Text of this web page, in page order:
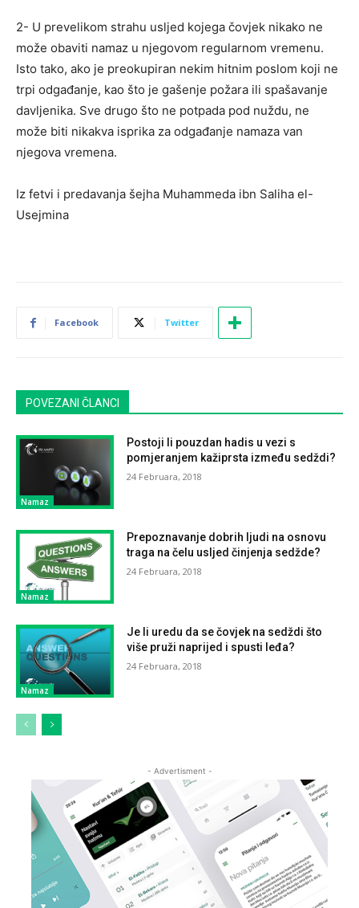
2- U prevelikom strahu usljed kojega čovjek nikako ne
može obaviti namaz u njegovom regularnom vremenu.
Isto tako, ako je preokupiran nekim hitnim poslom koji ne
trpi odgađanje, kao što je gašenje požara ili spašavanje
davljenika. Sve drugo što ne potpada pod nuždu, ne
može biti nikakva isprika za odgađanje namaza van
njegova vremena.
Iz fetvi i predavanja šejha Muhammeda ibn Saliha el-
Usejmina
Facebook Twitter
POVEZANI ČLANCI
Namaz
Postoji li pouzdan hadis u vezi s
pomjeranjem kažiprsta između sedždi?
24 Februara, 2018
Namaz
Prepoznavanje dobrih ljudi na osnovu
traga na čelu usljed činjenja sedžde?
24 Februara, 2018
Namaz
Je li uredu da se čovjek na sedždi što
više pruži naprijed i spusti leđa?
24 Februara, 2018
- Advertisment -